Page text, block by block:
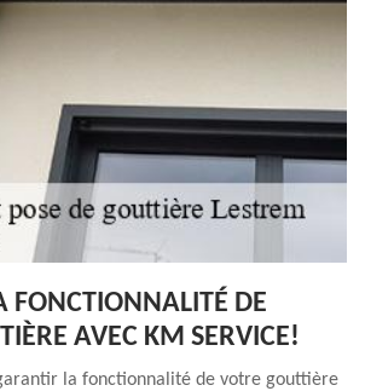
FONCTIONNALITÉ DE
AVEC KM SERVICE!
la fonctionnalité de votre gouttière